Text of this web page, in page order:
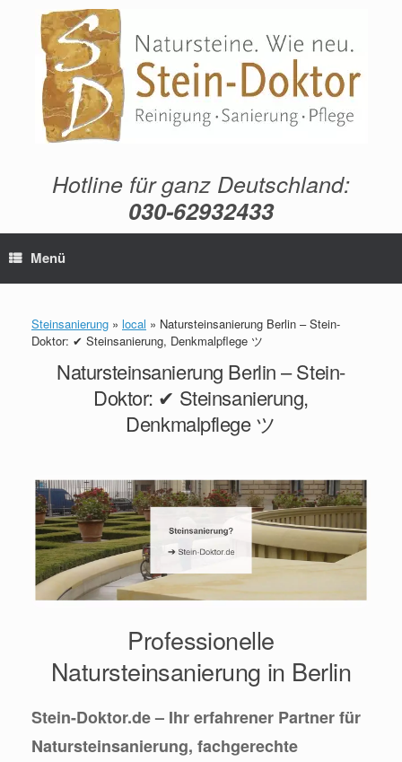
springen
Hotline für ganz Deutschland:
030-62932433
Menü
Steinsanierung » local » Natursteinsanierung Berlin – Stein-
Doktor: ✔ Steinsanierung, Denkmalpflege ツ
Natursteinsanierung Berlin – Stein-
Doktor: ✔ Steinsanierung,
Denkmalpflege ツ
Professionelle
Natursteinsanierung in Berlin
Stein-Doktor.de – Ihr erfahrener Partner für
Natursteinsanierung, fachgerechte